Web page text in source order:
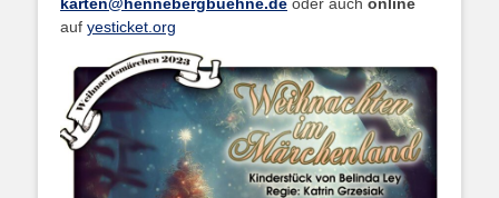
auf yesticket.org